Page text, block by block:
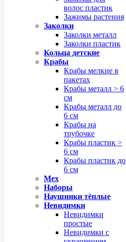
волос пластик
Зажимы растения
Заколки
Заколки металл
Заколки пластик
Кольца детские
Крабы
Крабы мелкие в
пакетах
Крабы металл > 6
см
Крабы металл до
6 см
Крабы на
трубочке
Крабы пластик >
6 см
Крабы пластик до
6 см
Мех
Наборы
Наушники тёплые
Невидимки
Невидимки
простые
Невидимки с